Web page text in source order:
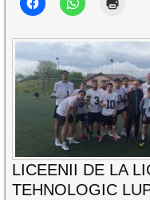
LICEENII DE LA
TEHNOLOGIC